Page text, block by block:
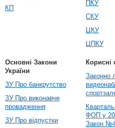
КП
ПКУ
СКУ
ЦКУ
ЦПКУ
Основні Закони
України
ЗУ Про банкрутство
ЗУ Про виконавче
провадження
ЗУ Про відпустки
Корисні
Законно
ФОП у
Закон